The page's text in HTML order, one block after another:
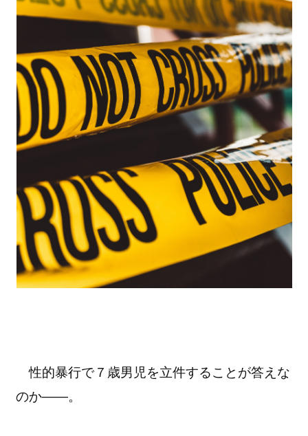
性的暴行で７歳男児を立件することが答えな
のか――。